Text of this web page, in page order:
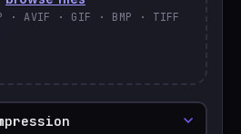
· AVIF · GIF · BMP · TIFF